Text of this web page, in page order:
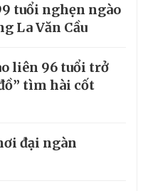
tuổi nghẹn ngào
La Văn Cầu
liên 96 tuổi trở
tìm hài cốt
đại ngàn